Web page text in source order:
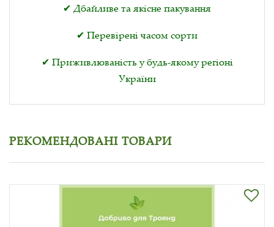
✔ Дбайливе та якісне пакування
✔ Перевірені часом сорти
✔ Приживлюваність у будь-якому регіоні
України
РЕКОМЕНДОВАНІ ТОВАРИ